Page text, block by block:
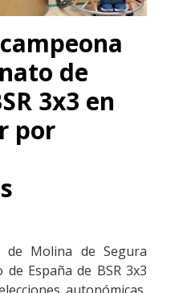
de
3x3 en
por
de Molina de Segura
España de BSR 3x3